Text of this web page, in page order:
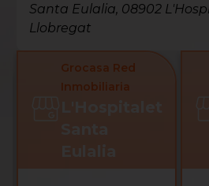
Santa Eulalia, 08902
Llobregat
Grocasa Red
Inmobiliaria